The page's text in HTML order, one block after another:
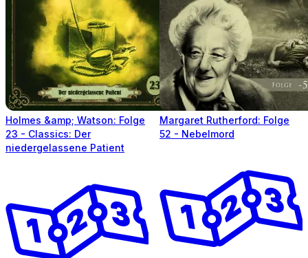
Holmes &amp; Watson: Folge
23 - Classics: Der
niedergelassene Patient
Margaret Rutherford: Folge
52 - Nebelmord